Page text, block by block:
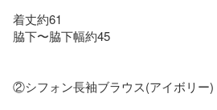
着丈約61
脇下〜脇下幅約45
②シフォン長袖ブラウス(アイボリー)